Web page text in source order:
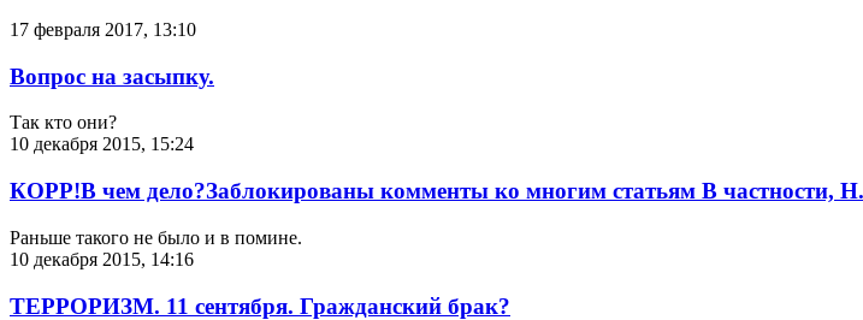
17 февраля 2017, 13:10
Вопрос на засыпку.
Так кто они?
10 декабря 2015, 15:24
КОРР!В чем дело?Заблокированы комменты ко многим статьям В частности,
Раньше такого не было и в помине.
10 декабря 2015, 14:16
ТЕРРОРИЗМ. 11 сентября. Гражданский брак?